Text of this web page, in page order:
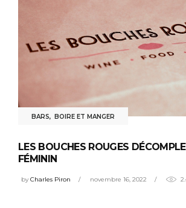
BARS, BOIRE ET MANGER
LES BOUCHES ROUGES
FÉMININ
byCharles Piron novembre 16, 2022